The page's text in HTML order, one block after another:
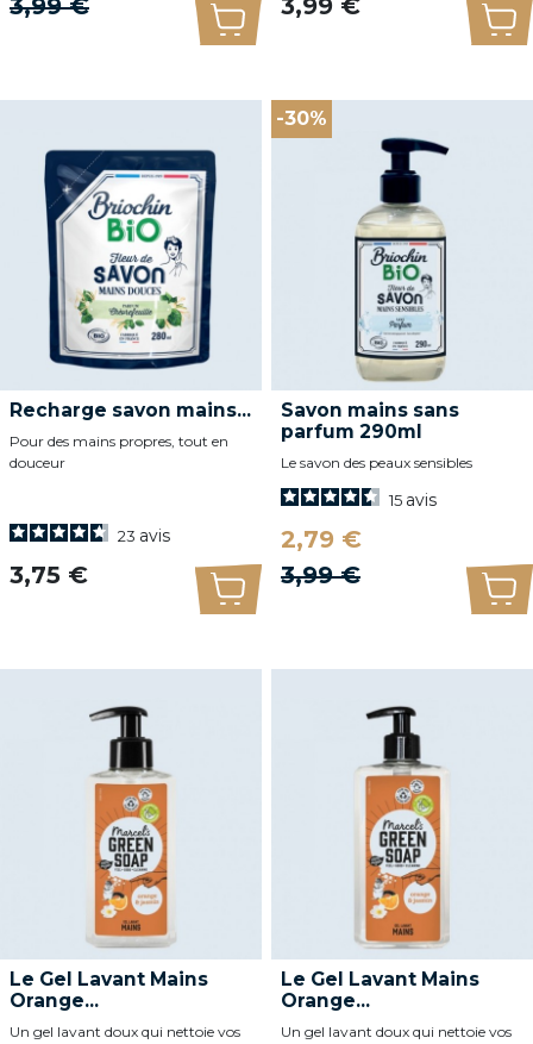
3,99 €
Ajouter au panier
3,99 €
Recharge savon mains...
Pour des mains propres, tout en
douceur
23 avis
Prix
3,75 €
Ajouter au panier
Savon mains sans
parfum 290ml
Le savon des peaux sensibles
15 avis
Prix
2,79 €
Prix de base
3,99 €
-30%
Le Gel Lavant Mains
Orange...
Un gel lavant doux qui nettoie vos
Le Gel Lavant Mains
Orange...
Un gel lavant doux qui nettoie vos